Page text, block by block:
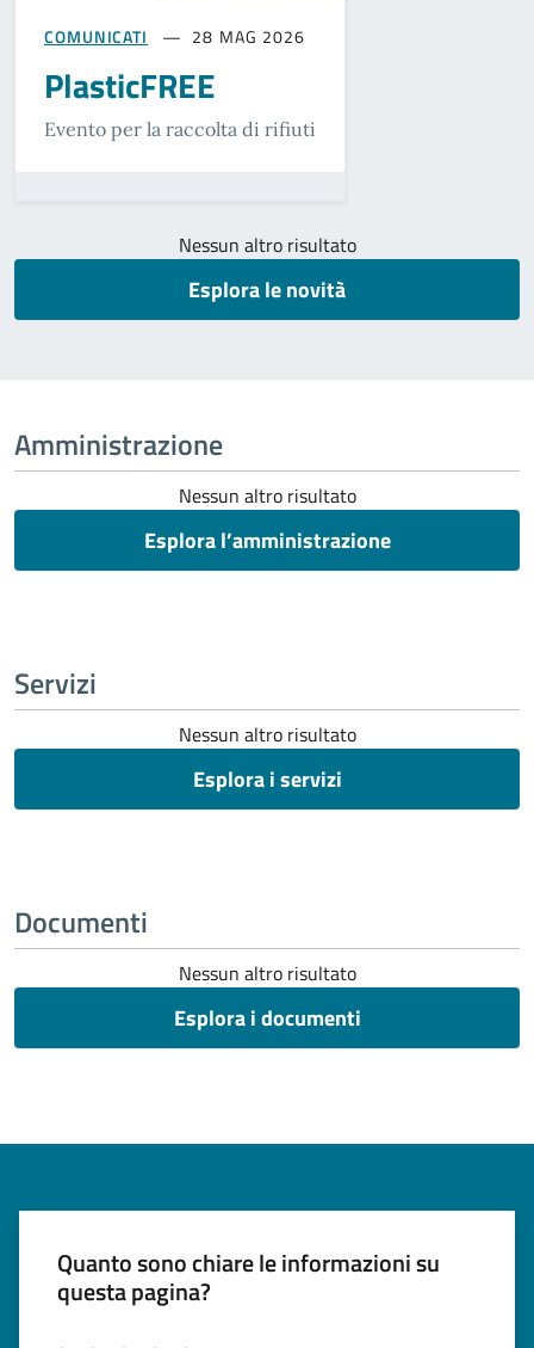
COMUNICATI 28 MAG 2026
PlasticFREE
Evento per la raccolta di rifiuti
Nessun altro risultato
Esplora le novità
Amministrazione
Nessun altro risultato
Esplora l’amministrazione
Servizi
Nessun altro risultato
Esplora i servizi
Documenti
Nessun altro risultato
Esplora i documenti
Quanto sono chiare le informazioni su
questa pagina?